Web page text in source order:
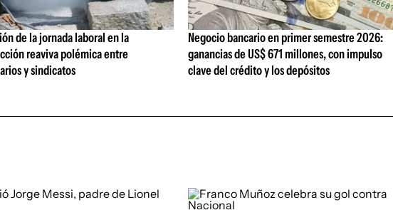
de la jornada laboral en la
reaviva polémica entre
y sindicatos
Negocio bancario en primer semestre 2026:
ganancias de US$ 671 millones, con impulso
clave del crédito y los depósitos